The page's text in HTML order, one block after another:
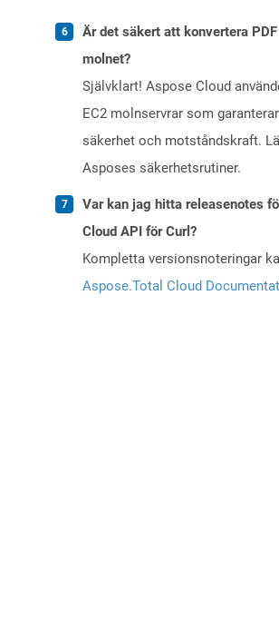
Är det säkert att konvertera PDF
molnet?
Självklart! Aspose Cloud
EC2 molnservrar som
säkerhet och motståndskraft.
Asposes säkerhetsrutiner.
Var kan jag hitta releasenotes
Cloud API för Curl?
Kompletta versionsnoteringar
Aspose.Total Cloud